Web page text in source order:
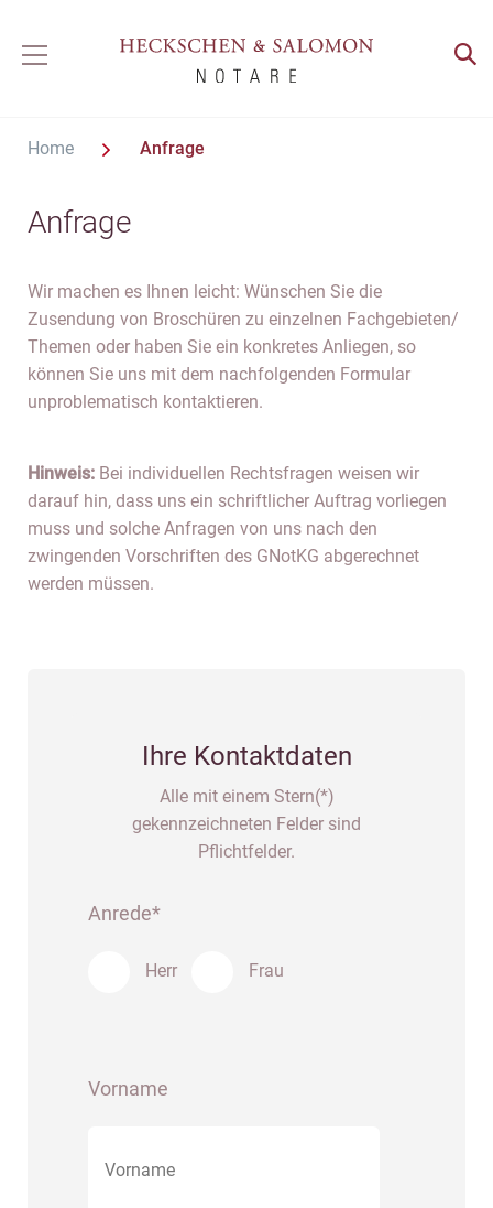
Home Anfrage
Anfrage
Wir machen es Ihnen leicht: Wünschen Sie die
Zusendung von Broschüren zu einzelnen Fachgebieten/
Themen oder haben Sie ein konkretes Anliegen, so
können Sie uns mit dem nachfolgenden Formular
unproblematisch kontaktieren.
Hinweis: Bei individuellen Rechtsfragen weisen wir
darauf hin, dass uns ein schriftlicher Auftrag vorliegen
muss und solche Anfragen von uns nach den
zwingenden Vorschriften des GNotKG abgerechnet
werden müssen.
Ihre Kontaktdaten
Alle mit einem Stern(*)
gekennzeichneten Felder sind
Pflichtfelder.
Anrede*
Herr Frau
Vorname